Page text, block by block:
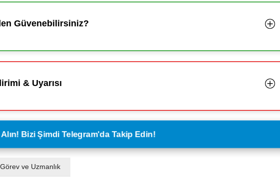
Güvenebilirsiniz?
& Uyarısı
Alın! Bizi Şimdi Telegram'da Takip Edin!
Görev ve Uzmanlık